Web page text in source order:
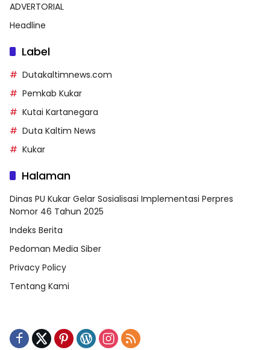
ADVERTORIAL
Headline
Label
Dutakaltimnews.com
Pemkab Kukar
Kutai Kartanegara
Duta Kaltim News
Kukar
Halaman
Dinas PU Kukar Gelar Sosialisasi Implementasi Perpres
Nomor 46 Tahun 2025
Indeks Berita
Pedoman Media Siber
Privacy Policy
Tentang Kami